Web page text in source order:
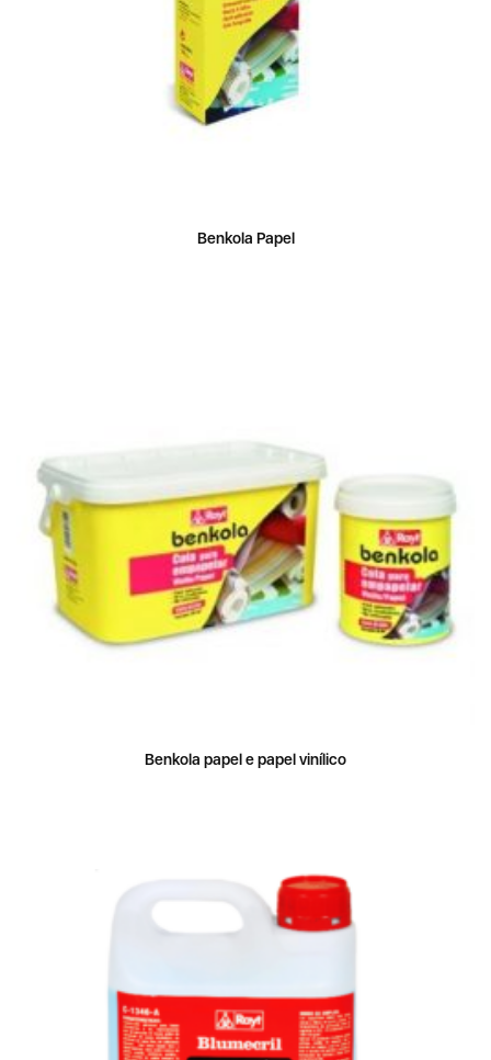
Benkola Papel
Benkola papel e papel vinílico